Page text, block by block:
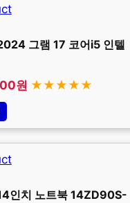
그램 17 코어i5 인텔
원 ★★★★★
인치 노트북 14ZD90S-